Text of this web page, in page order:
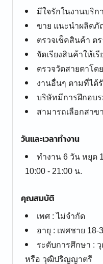
มีใจรักในงานบริก
ขาย แนะนำผลิต
ตรวจเช็คสินค้า ต
จัดเรียงสินค้าให้เรี
ตรวจวัดสายตาโด
งานอื่นๆ ตามที่ได้
บริษัทมีการฝึกอบ
สามารถเลือกสาข
วันและเวลาทำงาน
ทำงาน 6 วัน หยุด
10:00 - 21:00 น.
คุณสมบัติ
เพศ : ไม่จำกัด
อายุ : เพศชาย 18-
ระดับการศึกษา :
หรือ วุฒิปริญญาตรี